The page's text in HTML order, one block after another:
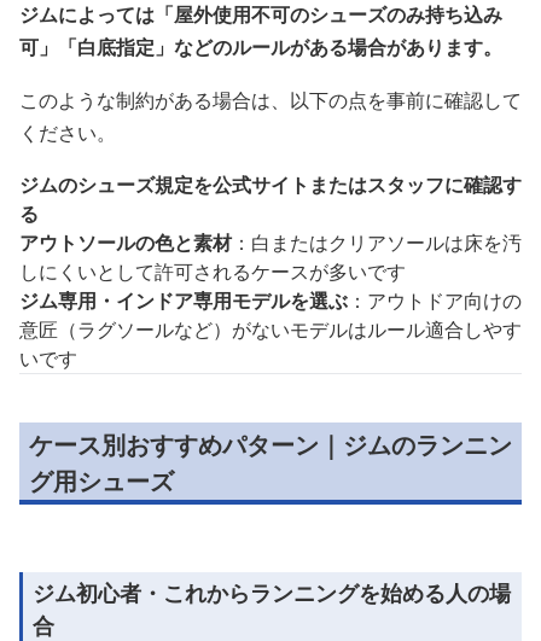
ジムによっては「屋外使用不可のシューズのみ持ち込み
可」「白底指定」などのルールがある場合があります。
このような制約がある場合は、以下の点を事前に確認して
ください。
ジムのシューズ規定を公式サイトまたはスタッフに確認す
る
アウトソールの色と素材：白またはクリアソールは床を汚
しにくいとして許可されるケースが多いです
ジム専用・インドア専用モデルを選ぶ ：アウトドア向けの
意匠（ラグソールなど）がないモデルはルール適合しやす
いです
ケース別おすすめパターン｜ジムのランニン
グ用シューズ
ジム初心者・これからランニングを始める人の場
合